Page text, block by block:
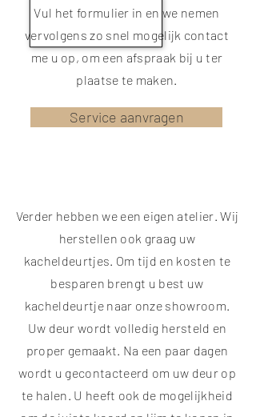
werken met twee verschillende modules.
Vul het formulier in en we nemen
vervolgens zo snel mogelijk contact
me u op, om een afspraak bij u ter
plaatse te maken.
Service aanvragen
Verder hebben we een eigen atelier. Wij
herstellen ook graag uw
kacheldeurtjes. Om tijd en kosten te
besparen brengt u best uw
kacheldeurtje naar onze showroom.
Uw deur wordt volledig hersteld en
proper gemaakt. Na een paar dagen
wordt u gecontacteerd om uw deur op
te halen. U heeft ook de mogelijkheid